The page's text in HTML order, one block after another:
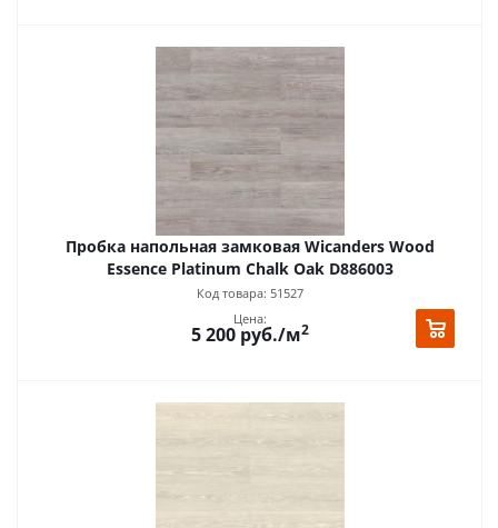
Пробка напольная замковая Wicanders Wood
Essence Platinum Chalk Oak D886003
Код товара: 51527
Цена:
5 200 руб./м2